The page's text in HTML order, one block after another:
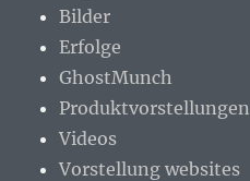
Bilder
Erfolge
GhostMunch
Produktvorstellungen
Videos
Vorstellung websites